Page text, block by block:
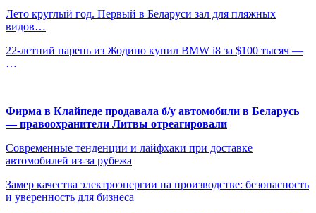
Лето круглый год. Первый в Беларуси зал для пляжных
видов…
22-летний парень из Жодино купил BMW i8 за $100 тысяч —
…
Фирма в Клайпеде продавала б/у автомобили в Беларусь
— правоохранители Литвы отреагировали
Современные тенденции и лайфхаки при доставке
автомобилей из-за рубежа
Замер качества электроэнергии на производстве: безопасность
и уверенность для бизнеса